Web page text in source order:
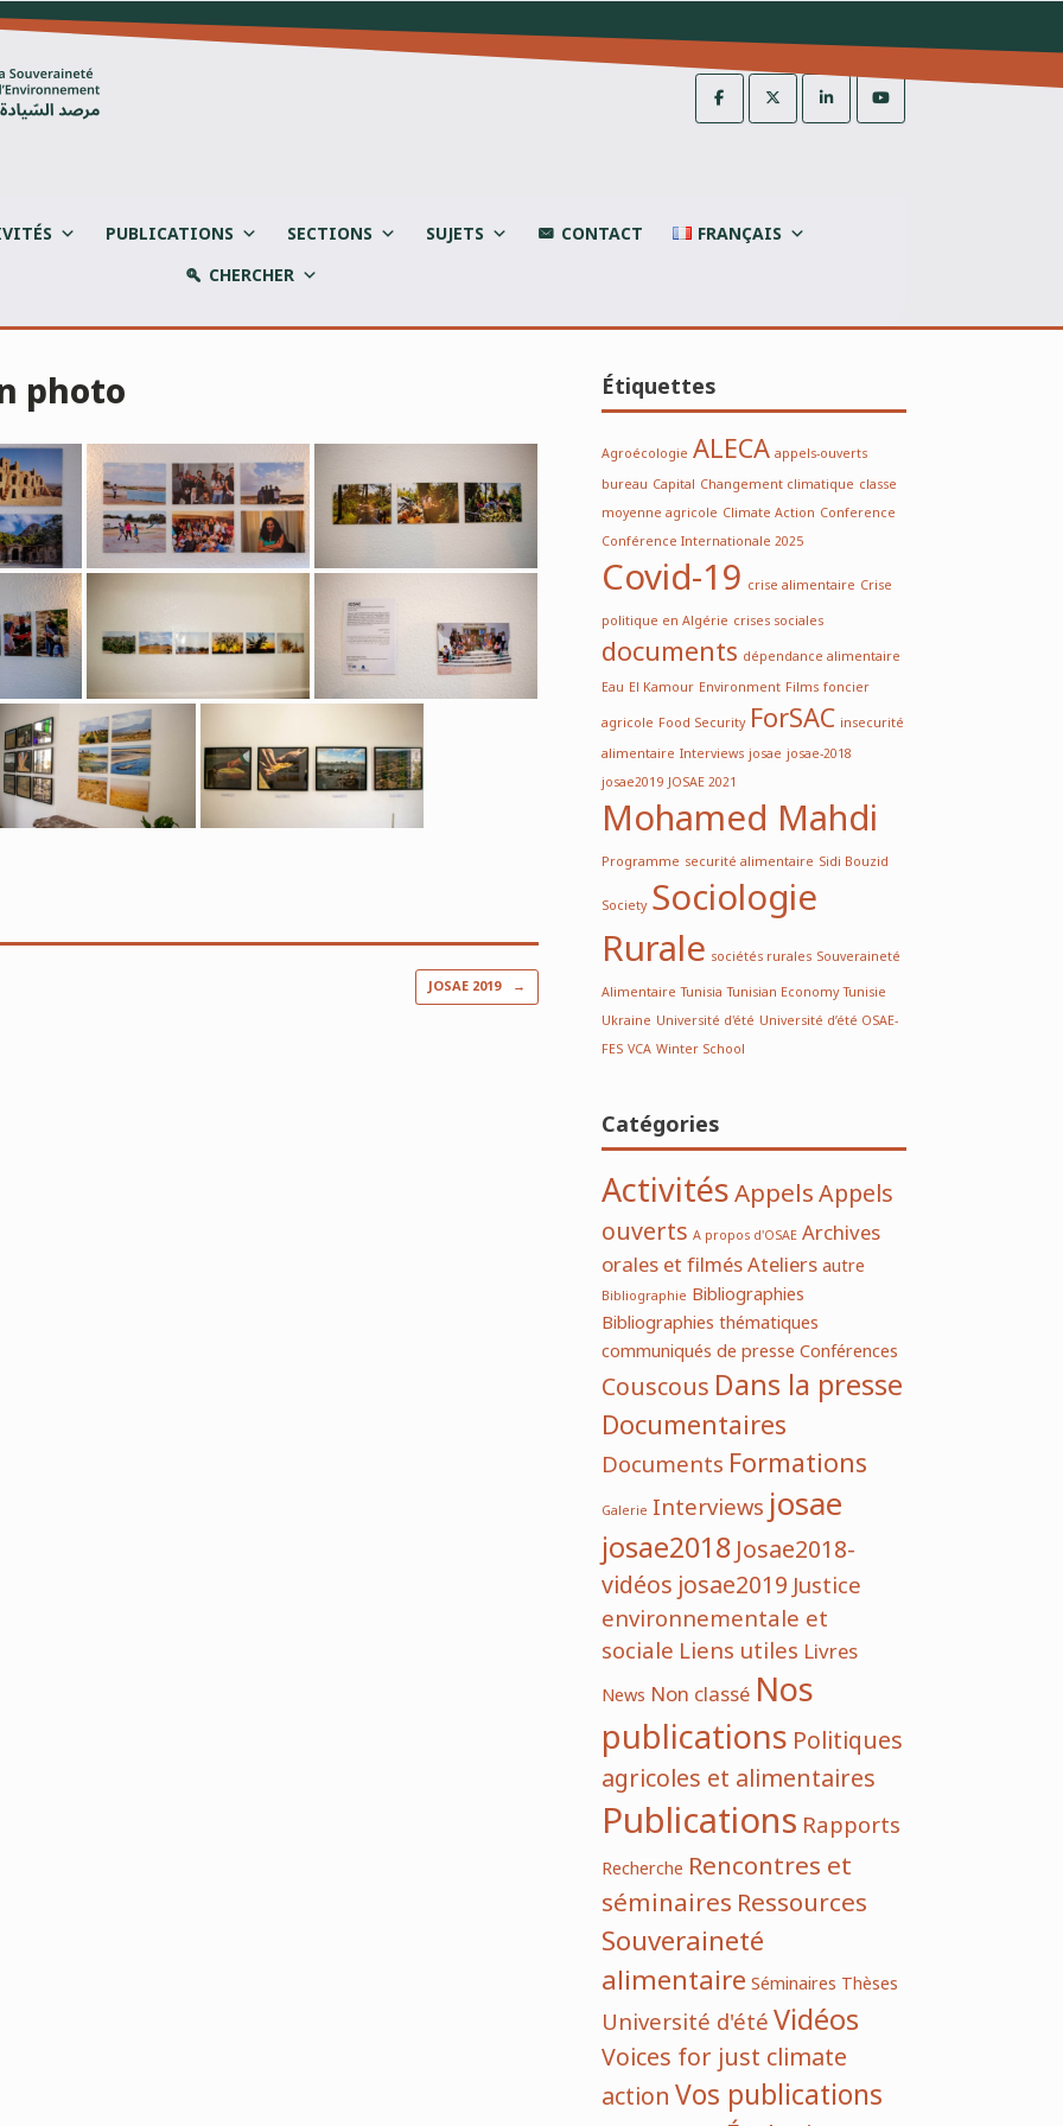
PUBLICATIONS SECTIONS SUJETS CONTACT
FRANÇAIS
CHERCHER
photo
JOSAE 2019 →
Étiquettes
Agroécologie ALECAappels-ouverts
bureau Capital Changement climatique classe
moyenne agricole Climate Action Conference
Conférence Internationale 2025
Covid-19 crise alimentaire Crise
politique en Algérie crises sociales
documents dépendance alimentaire
Eau El Kamour Environment Filmsfoncier
agricole Food Security ForSAC insecurité
alimentaire Interviewsjosae josae-2018
josae2019JOSAE 2021
Mohamed Mahdi
Programme securité alimentaire Sidi Bouzid
Society Sociologie
Rurale sociétés rurales Souveraineté
Alimentaire Tunisia Tunisian EconomyTunisie
Ukraine Université d'été Université d’été OSAE-
FESVCAWinter School
Catégories
ActivitésAppelsAppels
ouverts A propos d'OSAEArchives
orales et filmésAteliersautre
Bibliographie Bibliographies
Bibliographies thématiques
communiqués de presseConférences
CouscousDans la presse
Documentaires
DocumentsFormations
Galerie Interviewsjosae
josae2018Josae2018-
vidéosjosae2019Justice
environnementale et
socialeLiens utiles Livres
News Non classé Nos
publicationsPolitiques
agricoles et alimentaires
PublicationsRapports
Recherche Rencontres et
séminairesRessources
Souveraineté
alimentaireSéminairesThèses
Université d'étéVidéos
Voices for just climate
actionVos publications